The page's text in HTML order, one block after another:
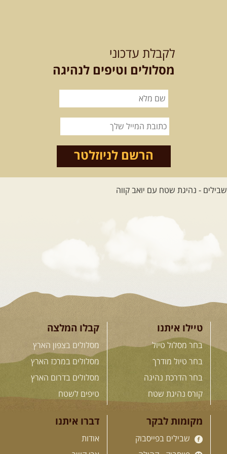
מסעות בעולם
קירגיסטאן – בעקבות הנוודים,
והמרגשות בעולם. קירגיסטאן היא לא ...
26.08-02.09.2026 - גאורגיה,
המגדלים של הקווקז
הקווקז הגבוה מחכה לכם: נתיבי שטח
מרהיבים, פסגות מושלגות, אירוח ...
[המשך]
בין רכס הקווקז הנמוך לגבוה, בין נהרות
שוצפים למעברי הרים ...
לכל המסעות בעולם
. הדרכות נהיגה .
21.08.2026 שישי- קורס נהיגת
שטח בקבוצה
לקבלת עדכוני
מסלולים וטיפים לנהיגה
הרשם לניוזלטר
טיילו איתנו
בחר מסלול טיול
בחר טיול מודרך
בחר הדרכת נהיגה
קורס נהיגת שטח
קבלו המלצה
מסלולים בצפון הארץ
מסלולים במרכז הארץ
מסלולים בדרום הארץ
טיפים לשטח
מקומות לבקר
שבילים בפייסבוק
דברו איתנו
אודות